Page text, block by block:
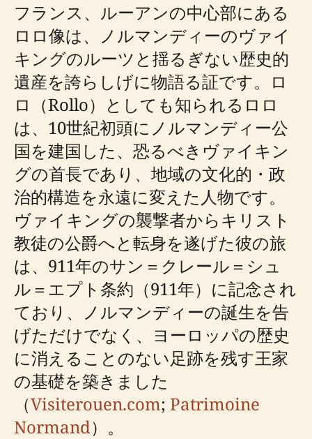
フランス、ルーアンの中心部にある
ロロ像は、ノルマンディーのヴァイ
キングのルーツと揺るぎない歴史的
遺産を誇らしげに物語る証です。ロ
ロ（Rollo）としても知られるロロ
は、10世紀初頭にノルマンディー公
国を建国した、恐るべきヴァイキン
グの首長であり、地域の文化的・政
治的構造を永遠に変えた人物です。
ヴァイキングの襲撃者からキリスト
教徒の公爵へと転身を遂げた彼の旅
は、911年のサン＝クレール＝シュ
ル＝エプト条約（911年）に記念され
ており、ノルマンディーの誕生を告
げただけでなく、ヨーロッパの歴史
に消えることのない足跡を残す王家
の基礎を築きました
（Visiterouen.com; Patrimoine
Normand）。